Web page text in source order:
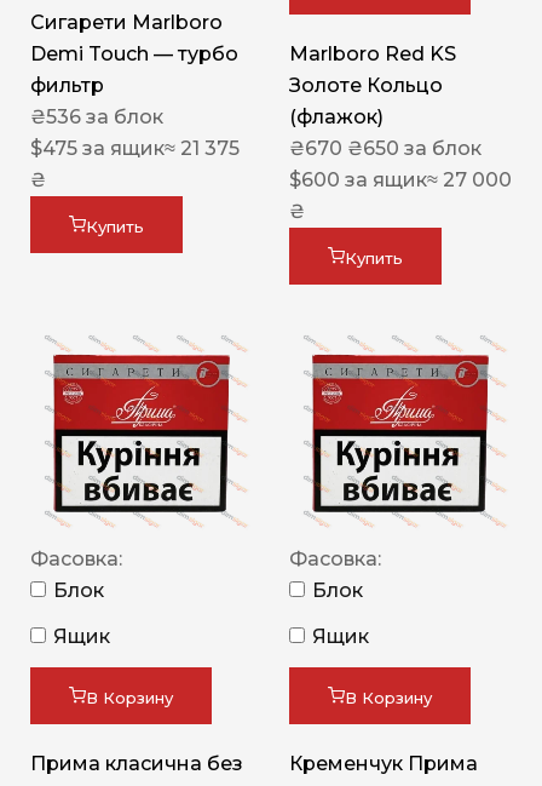
Сигарети Marlboro
Demi Touch — турбо
фильтр
₴536 за блок
$475 за ящик≈ 21 375
₴
Купить
Marlboro Red KS
Золоте Кольцо
(флажок)
₴670 ₴650 за блок
$600 за ящик≈ 27 000
₴
Купить
Фасовка:
Блок
Ящик
В Корзину
Прима класична без
Фасовка:
Блок
Ящик
В Корзину
Кременчук Прима